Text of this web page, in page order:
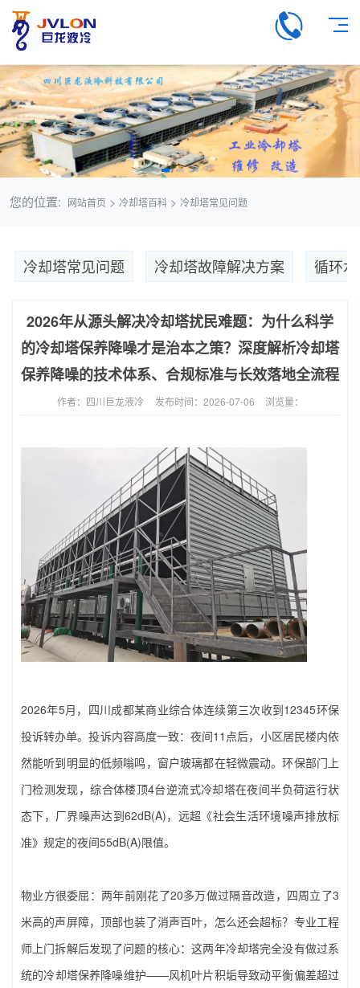
" />
您的位置: 网站首页 > 冷却塔百科> 冷却塔常见问题
冷却塔常见问题 冷却塔故障解决方案 循环
2026年从源头解决冷却塔扰民难题：为什么科学
的‌冷却塔保养降噪‌才是治本之策？深度解析‌冷却塔
保养降噪‌的技术体系、合规标准与长效落地全流程
作者：四川巨龙液冷 发布时间：2026-07-06 浏览量：
2026年5月，四川成都某商业综合体连续第三次收到12345环保
投诉转办单。投诉内容高度一致：夜间11点后，小区居民楼内依
然能听到明显的低频嗡鸣，窗户玻璃都在轻微震动。环保部门上
门检测发现，综合体楼顶4台逆流式冷却塔在夜间半负荷运行状
态下，厂界噪声达到62dB(A)，远超《社会生活环境噪声排放标
准》规定的夜间55dB(A)限值。
物业方很委屈：两年前刚花了20多万做过隔音改造，四周立了3
米高的声屏障，顶部也装了消声百叶，怎么还会超标？专业工程
师上门拆解后发现了问题的核心：这两年冷却塔完全没有做过系
统的‌冷却塔保养降噪‌维护——风机叶片积垢导致动平衡偏差超过